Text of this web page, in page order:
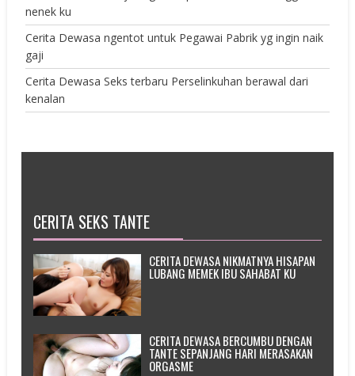
nenek ku
Cerita Dewasa ngentot untuk Pegawai Pabrik yg ingin naik
gaji
Cerita Dewasa Seks terbaru Perselinkuhan berawal dari
kenalan
CERITA SEKS TANTE
CERITA DEWASA NIKMATNYA HISAPAN
LUBANG MEMEK IBU SAHABAT KU
CERITA DEWASA BERCUMBU DENGAN
TANTE SEPANJANG HARI MERASAKAN
ORGASME